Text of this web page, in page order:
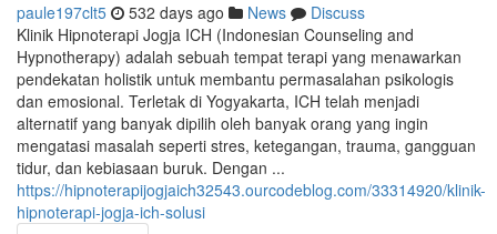
paule197clt5 532 days ago News
Discuss
Klinik Hipnoterapi Jogja ICH (Indonesian Counseling and
Hypnotherapy) adalah sebuah tempat terapi yang menawarkan
pendekatan holistik untuk membantu permasalahan psikologis
dan emosional. Terletak di Yogyakarta, ICH telah menjadi
alternatif yang banyak dipilih oleh banyak orang yang ingin
mengatasi masalah seperti stres, ketegangan, trauma, gangguan
tidur, dan kebiasaan buruk. Dengan ...
https://hipnoterapijogjaich32543.ourcodeblog.com/33314920/klinik-
hipnoterapi-jogja-ich-solusi